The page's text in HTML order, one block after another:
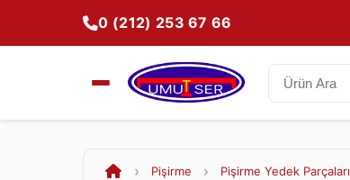
0 (212) 253 67 66
Pişirme Pişirme Yedek Parçaları